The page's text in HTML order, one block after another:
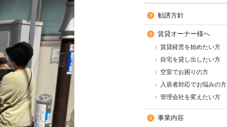
勧誘方針
賃貸オーナー様へ
賃貸経営を始めたい方
自宅を貸し出したい方
空室でお困りの方
入居者対応でお悩みの方
管理会社を変えたい方
事業内容